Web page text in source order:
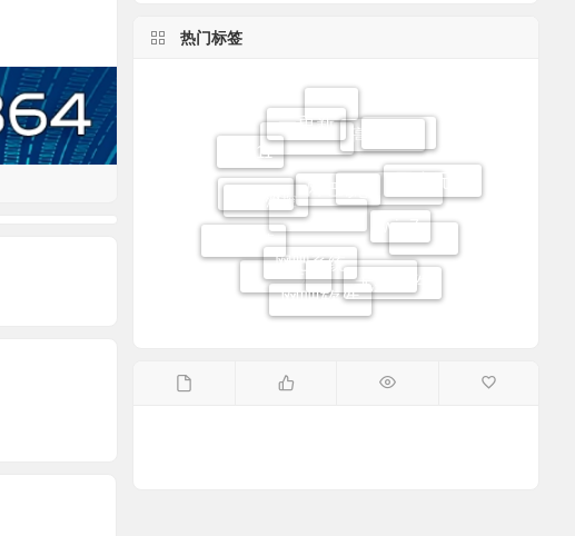
热门标签
网吧无盘
网吧
Win10
无盘系统
马蹄更新
易乐游
Win11
云更新 高恪路由
网众无盘
过滤王
网吧维护
Linux无盘
网吧增值
高恪流控
网吧路由
win7
无盘软件
网吧软件
网吧系统